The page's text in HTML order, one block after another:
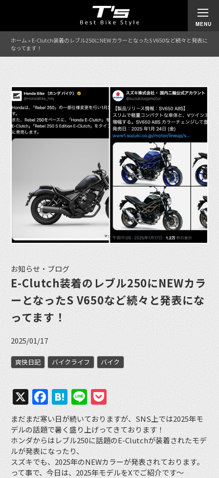
ホーム » E-Clutch装着のレブル250にNEWカラーとなったS V650など続々と発表に
なってます！
お知らせ・ブログ
E-Clutch装着のレブル250にNEWカラ
ーとなったS V650など続々と発表にな
ってます！
2025/01/17
爽快日記 バイクライフ バイク
X Facebook
Hatena
Line
まだまだ寒い日が続いておりますが、SNS上では2025年モ
デルの話題で暑く盛り上げってきております！
ホンダからはレブル250に話題のE-Clutchが装着されたモデ
ルが発表になったり、
スズキでも、2025年のNEWカラーが発表されております。
って事で、今日は、2025年モデルをXでご紹介です〜